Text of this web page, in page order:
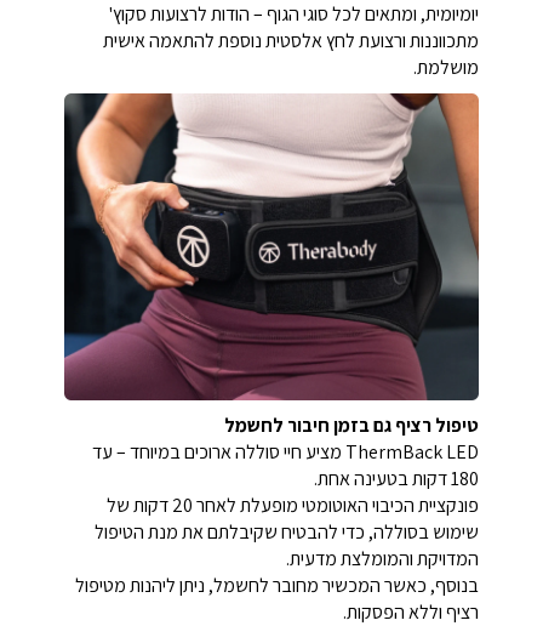
יומיומית, ומתאים לכל סוגי הגוף – הודות לרצועות סקוץ'
מתכווננות ורצועת לחץ אלסטית נוספת להתאמה אישית
מושלמת.
טיפול רציף גם בזמן חיבור לחשמל
ThermBack LED מציע חיי סוללה ארוכים במיוחד – עד
180 דקות בטעינה אחת.
פונקציית הכיבוי האוטומטי מופעלת לאחר 20 דקות של
שימוש בסוללה, כדי להבטיח שקיבלתם את מנת הטיפול
המדויקת והמומלצת מדעית.
בנוסף, כאשר המכשיר מחובר לחשמל, ניתן ליהנות מטיפול
רציף וללא הפסקות.